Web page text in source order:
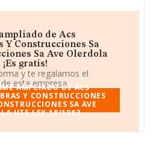
de Acs
Y Construcciones Sa
Sa Ave Olerdola
gratis!
y te regalamos el
esta empresa.
AMPLIADO DE ACS
Y CONSTRUCCIONES
SA AVE
UTE LEY 18/1982